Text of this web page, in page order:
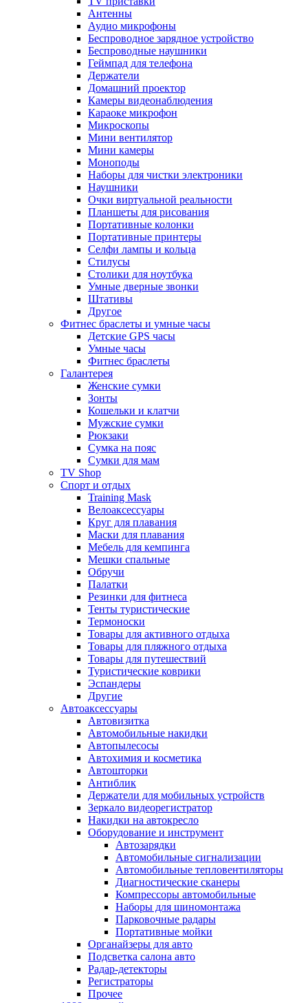
Антенны
Аудио микрофоны
Беспроводное зарядное устройство
Беспроводные наушники
Геймпад для телефона
Держатели
Домашний проектор
Камеры видеонаблюдения
Караоке микрофон
Микроскопы
Мини вентилятор
Мини камеры
Моноподы
Наборы для чистки электроники
Наушники
Очки виртуальной реальности
Планшеты для рисования
Портативные колонки
Портативные принтеры
Селфи лампы и кольца
Стилусы
Столики для ноутбука
Умные дверные звонки
Штативы
Другое
Фитнес браслеты и умные часы
Детские GPS часы
Умные часы
Фитнес браслеты
Галантерея
Женские сумки
Зонты
Кошельки и клатчи
Мужские сумки
Рюкзаки
Сумка на пояс
Сумки для мам
TV Shop
Спорт и отдых
Training Mask
Велоаксессуары
Круг для плавания
Маски для плавания
Мебель для кемпинга
Мешки спальные
Обручи
Палатки
Резинки для фитнеса
Тенты туристические
Термоноски
Товары для активного отдыха
Товары для пляжного отдыха
Товары для путешествий
Туристические коврики
Эспандеры
Другие
Автоаксессуары
Автовизитка
Автомобильные накидки
Автопылесосы
Автохимия и косметика
Автошторки
Антиблик
Держатели для мобильных устройств
Зеркало видеорегистратор
Накидки на автокресло
Оборудование и инструмент
Автозарядки
Автомобильные сигнализации
Автомобильные тепловентиляторы
Диагностические сканеры
Компрессоры автомобильные
Наборы для шиномонтажа
Парковочные радары
Портативные мойки
Органайзеры для авто
Подсветка салона авто
Радар-детекторы
Регистраторы
Прочее